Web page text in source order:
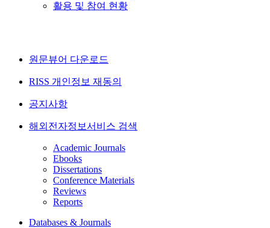
활용 및 참여 현황
원문뷰어 다운로드
RISS 개인정보 재동의
공지사항
해외전자정보서비스 검색
Academic Journals
Ebooks
Dissertations
Conference Materials
Reviews
Reports
Databases & Journals